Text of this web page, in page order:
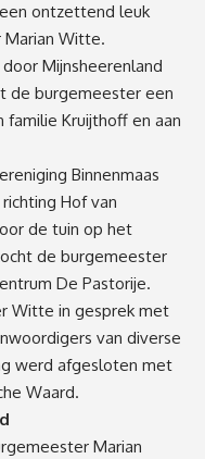
ontzettend leuk
Marian Witte.
Mijnsheerenland
de burgemeester een
familie Kruijthoff en aan
Binnenmaas
Hof van
de tuin op het
de burgemeester
De Pastorije.
Witte in gesprek met
van diverse
werd afgesloten met
Waard.
Marian